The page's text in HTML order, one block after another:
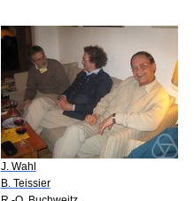
J. Wahl
B. Teissier